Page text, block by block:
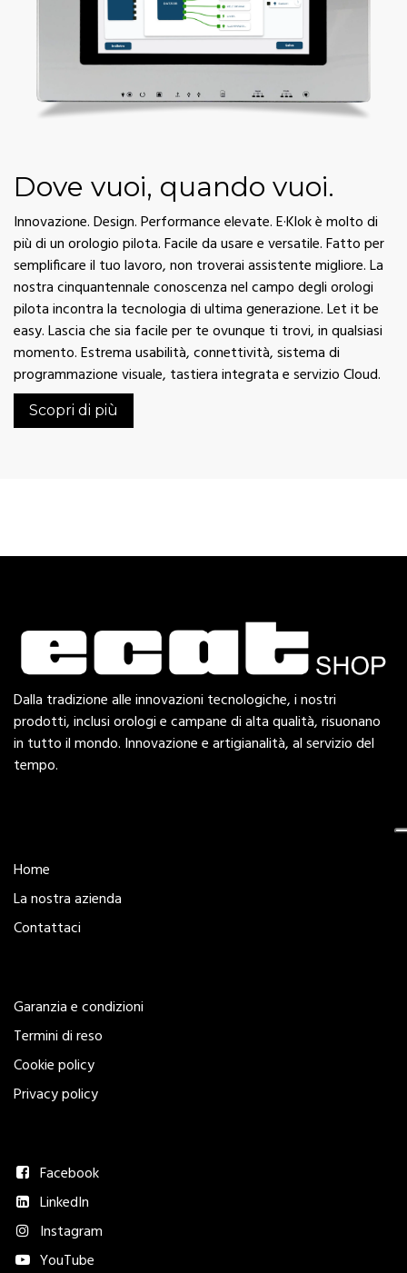
Dove vuoi, quando vuoi.
Innovazione. Design. Performance elevate. E·Klok è molto di
più di un orologio pilota. Facile da usare e versatile. Fatto per
semplificare il tuo lavoro, non troverai assistente migliore. La
nostra cinquantennale conoscenza nel campo degli orologi
pilota incontra la tecnologia di ultima generazione. Let it be
easy. Lascia che sia facile per te ovunque ti trovi, in qualsiasi
momento. Estrema usabilità, connettività, sistema di
programmazione visuale, tastiera integrata e servizio Cloud.
Scopri di più
Dalla tradizione alle innovazioni tecnologiche, i nostri
prodotti, inclusi orologi e campane di alta qualità, risuonano
in tutto il mondo. Innovazione e artigianalità, al servizio del
tempo.
Home
La nostra azienda
Contattaci
Garanzia e condizioni
Termini di reso
Cookie policy
Privacy policy
Facebook
LinkedIn
Instagram
YouTube